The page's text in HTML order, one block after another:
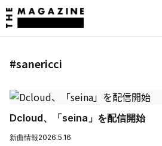
#sanericci
Dcloud、「seina」を配信開始
新曲情報2026.5.16